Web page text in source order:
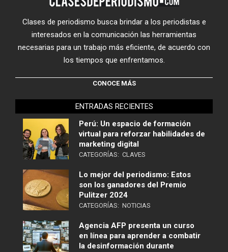
Clases de periodismo busca brindar a los periodistas e
interesados en la comunicación las herramientas
necesarias para un trabajo más eficiente, de acuerdo con
los tiempos que enfrentamos.
CONOCE MÁS
ENTRADAS RECIENTES
Perú: Un espacio de formación
virtual para reforzar habilidades de
marketing digital
CATEGORÍAS: CLAVES
Lo mejor del periodismo: Estos
son los ganadores del Premio
Pulitzer 2024
CATEGORÍAS: NOTICIAS
Agencia AFP presenta un curso
en línea para aprender a combatir
la desinformación durante